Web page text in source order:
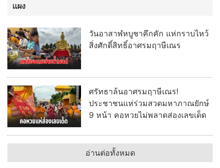
แผง
วันอาสาฬหบูชาคึกคัก แห่กราบไหว้
สิ่งศักดิ์สิทธิ์อาศรมฤาษีเณร
ศรัทธาล้นอาศรมฤาษีเณร!
ประชาชนแห่ร่วมสวดมหาภาณยักษ์
9 หน้า คอหวยไม่พลาดส่องเลขเด็ด
อ่านต่อทั้งหมด